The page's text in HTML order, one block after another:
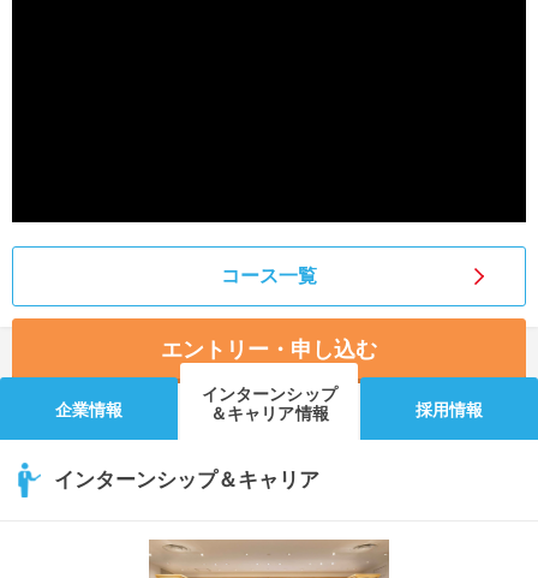
コース一覧
エントリー・申し込む
企業情報
インターンシップ
＆キャリア情報
採用情報
インターンシップ＆キャリア